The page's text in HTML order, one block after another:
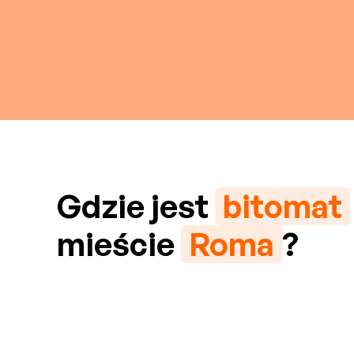
Gdzie jest bitomat
mieście Roma ?